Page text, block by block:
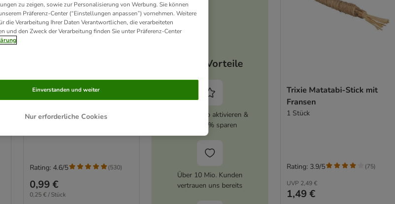
TIAKI Spiralen-Set
4er Set
0,99 €
0,25 € / Stück
Rating: 4.6/5 (530)
Deine Vorteile
zooplus Abo aktivieren &
immer 5% sparen
Über 10 Mio. Kunden
vertrauen uns bereits
Trixie Matatabi-Stick mit
Fransen
1 Stück
UVP 2,49 €
1,49 €
Rating: 3.9/5 (75)
zu zeigen, sowie zur Personalisierung von Werbung. Sie können
Präferenz-Center (“Einstellungen anpassen”) vornehmen. Weitere
die Verarbeitung Ihrer Daten Verantwortlichen, die verarbeiteten
und den Zweck der Verarbeitung finden Sie unter Präferenz-Center
Nur erforderliche Cookies
Einverstanden und weiter